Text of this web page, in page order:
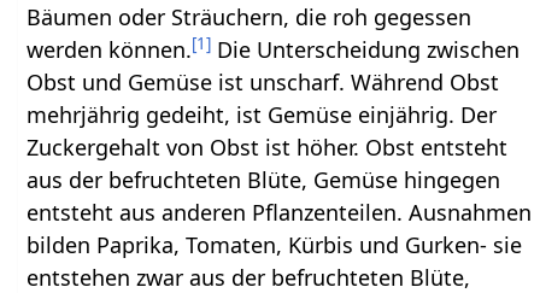
Bäumen oder Sträuchern, die roh gegessen
werden können.[1] Die Unterscheidung zwischen
Obst und Gemüse ist unscharf. Während Obst
mehrjährig gedeiht, ist Gemüse einjährig. Der
Zuckergehalt von Obst ist höher. Obst entsteht
aus der befruchteten Blüte, Gemüse hingegen
entsteht aus anderen Pflanzenteilen. Ausnahmen
bilden Paprika, Tomaten, Kürbis und Gurken- sie
entstehen zwar aus der befruchteten Blüte,